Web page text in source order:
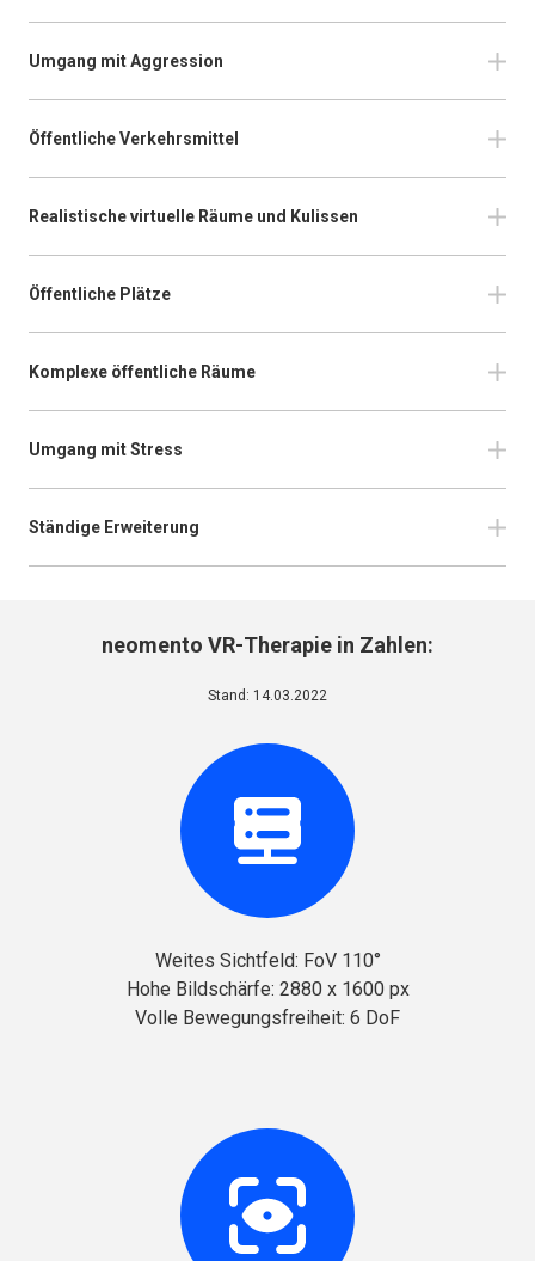
Umgang mit Aggression
Öffentliche Verkehrsmittel
Realistische virtuelle Räume und Kulissen
Öffentliche Plätze
Komplexe öffentliche Räume
Umgang mit Stress
Ständige Erweiterung
neomento VR-Therapie in Zahlen:
Stand: 14.03.2022
Weites Sichtfeld: FoV 110°
Hohe Bildschärfe: 2880 x 1600 px
Volle Bewegungsfreiheit: 6 DoF